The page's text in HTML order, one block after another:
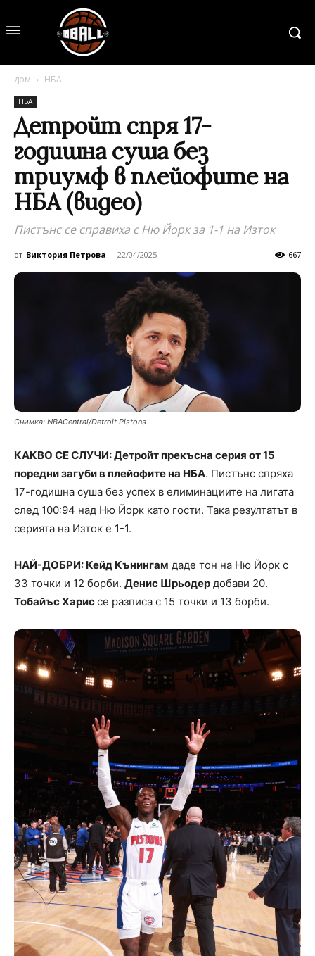
дом НБА
НБА
Детройт спря 17-
годишна суша без
триумф в плейофите на
НБА (видео)
Пистънс се справиха с Ню Йорк за 1-1 на Изток
от Виктория Петрова - 22/04/2025 667
Снимка: NBACentral/Detroit Pistons
КАКВО СЕ СЛУЧИ: Детройт прекъсна серия от 15
поредни загуби в плейофите на НБА. Пистънс спряха
17-годишна суша без успех в елиминациите на лигата
след 100:94 над Ню Йорк като гости. Така резултатът в
серията на Изток е 1-1.
НАЙ-ДОБРИ: Кейд Кънингам даде тон на Ню Йорк с
33 точки и 12 борби. Денис Шрьодер добави 20.
Тобайъс Хариссе разписа с 15 точки и 13 борби.